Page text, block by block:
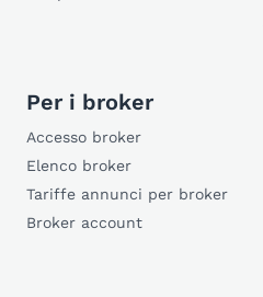
Per i broker
Accesso broker
Elenco broker
Tariffe annunci per broker
Broker account